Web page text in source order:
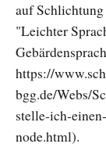
auf
"Leichter
https://
bgg.de/Webs/
stelle-ich-
node.html).